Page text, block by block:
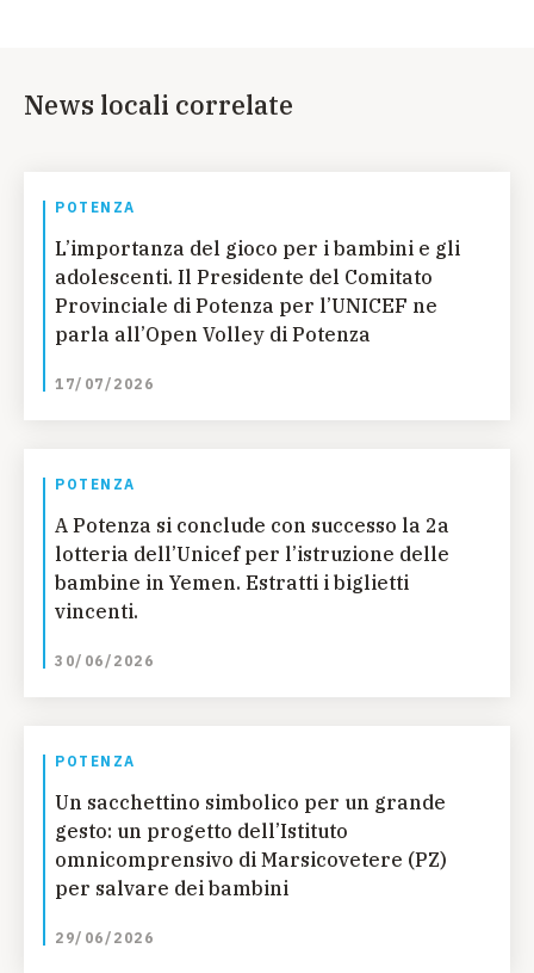
News locali correlate
POTENZA
L’importanza del gioco per i bambini e gli
adolescenti. Il Presidente del Comitato
Provinciale di Potenza per l’UNICEF ne
parla all’Open Volley di Potenza
17/07/2026
POTENZA
A Potenza si conclude con successo la 2a
lotteria dell’Unicef per l’istruzione delle
bambine in Yemen. Estratti i biglietti
vincenti.
30/06/2026
POTENZA
Un sacchettino simbolico per un grande
gesto: un progetto dell’Istituto
omnicomprensivo di Marsicovetere (PZ)
per salvare dei bambini
29/06/2026